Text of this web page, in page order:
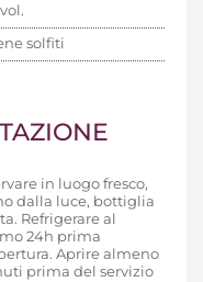
solfiti
in luogo fresco,
dalla luce, bottiglia
Refrigerare al
24h prima
Aprire almeno
prima del servizio